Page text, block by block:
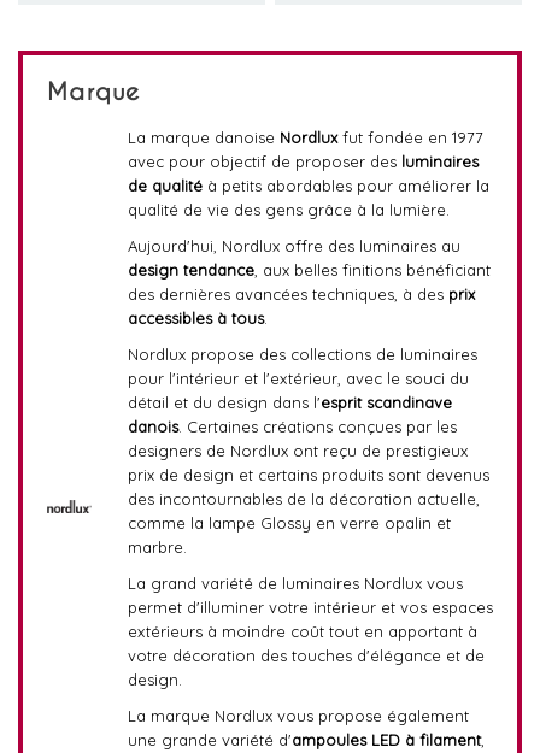
Marque
La marque danoise Nordluxfut fondée en 1977
avec pour objectif de proposer des luminaires
de qualitéà petits abordables pour améliorer la
qualité de vie des gens grâce à la lumière.
Aujourd'hui, Nordlux offre des luminaires au
design tendance, aux belles finitions bénéficiant
des dernières avancées techniques, à des prix
accessibles à tous.
Nordlux propose des collections de luminaires
pour l'intérieur et l'extérieur, avec le souci du
détail et du design dans l'esprit scandinave
danois. Certaines créations conçues par les
designers de Nordlux ont reçu de prestigieux
prix de design et certains produits sont devenus
des incontournables de la décoration actuelle,
comme la lampe Glossy en verre opalin et
marbre.
La grand variété de luminaires Nordlux vous
permet d'illuminer votre intérieur et vos espaces
extérieurs à moindre coût tout en apportant à
votre décoration des touches d'élégance et de
design.
La marque Nordlux vous propose également
une grande variété d'ampoules LED à filament,